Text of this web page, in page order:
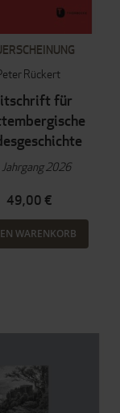
Rückert
für
2026
49,00 €
WARENKORB